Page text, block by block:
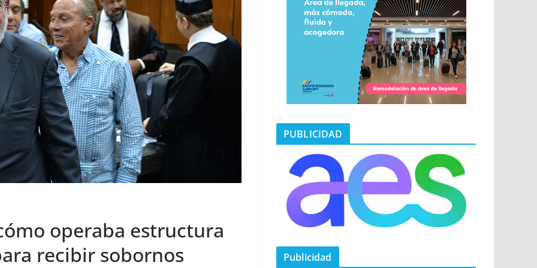
operaba estructura
recibir sobornos
PUBLICIDAD
Publicidad